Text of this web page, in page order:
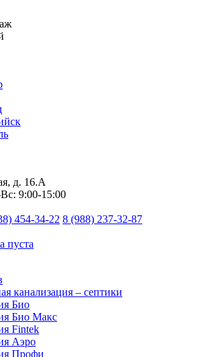
д. 16.А
9:00-15:00
454-34-22 8 (988) 237-32-87
пуста
канализация – септики
Био
Био Макс
Fintek
Аэро
Профи